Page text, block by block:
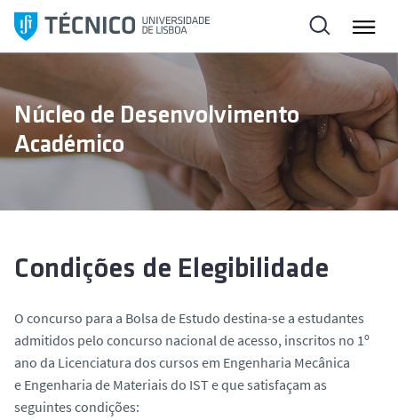
l
a
a
a
Núcleo de Desenvolvimento
Académico
Condições de Elegibilidade
O concurso para a Bolsa de Estudo destina-se a estudantes
admitidos pelo concurso nacional de acesso, inscritos no 1º
ano da Licenciatura dos cursos em Engenharia Mecânica
e Engenharia de Materiais do IST e que satisfaçam as
seguintes condições: